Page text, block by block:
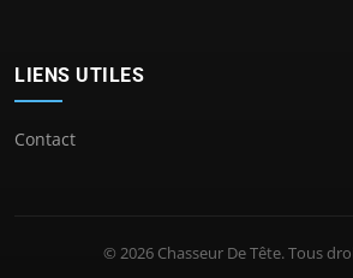
LIENS UTILES
Contact
© 2026 Chasseur De Tête. Tous